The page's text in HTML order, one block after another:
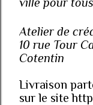
Atelier de
10 rue Tour
Cotentin
Livraison
sur le site